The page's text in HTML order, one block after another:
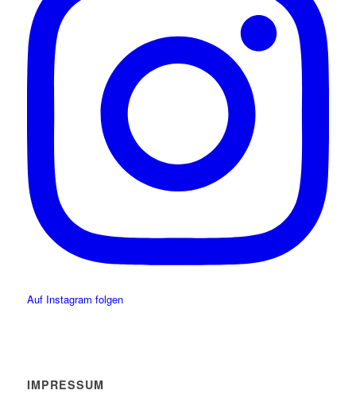
Auf Instagram folgen
IMPRESSUM